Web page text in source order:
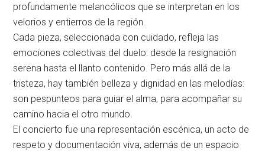
profundamente melancólicos que se interpretan en los
velorios y entierros de la región.
Cada pieza, seleccionada con cuidado, refleja las
emociones colectivas del duelo: desde la resignación
serena hasta el llanto contenido. Pero más allá de la
tristeza, hay también belleza y dignidad en las melodías:
son pespunteos para guiar el alma, para acompañar su
camino hacia el otro mundo.
El concierto fue una representación escénica, un acto de
respeto y documentación viva, además de un espacio